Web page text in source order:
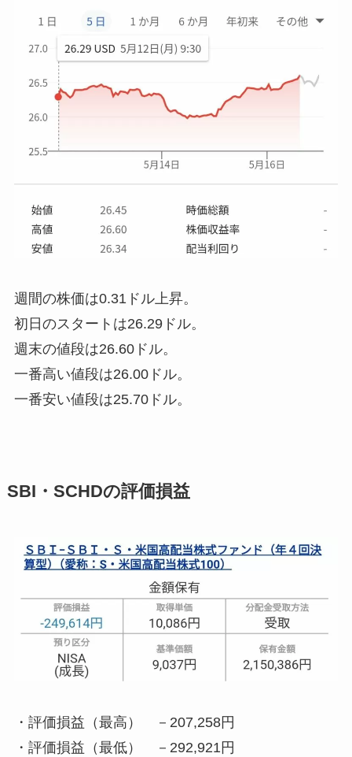
週間の株価は0.31ドル上昇。
初日のスタートは26.29ドル。
週末の値段は26.60ドル。
一番高い値段は26.00ドル。
一番安い値段は25.70ドル。
SBI・SCHDの評価損益
・ 評価損益（最高） －207,258円
・ 評価損益（最低） －292,921円